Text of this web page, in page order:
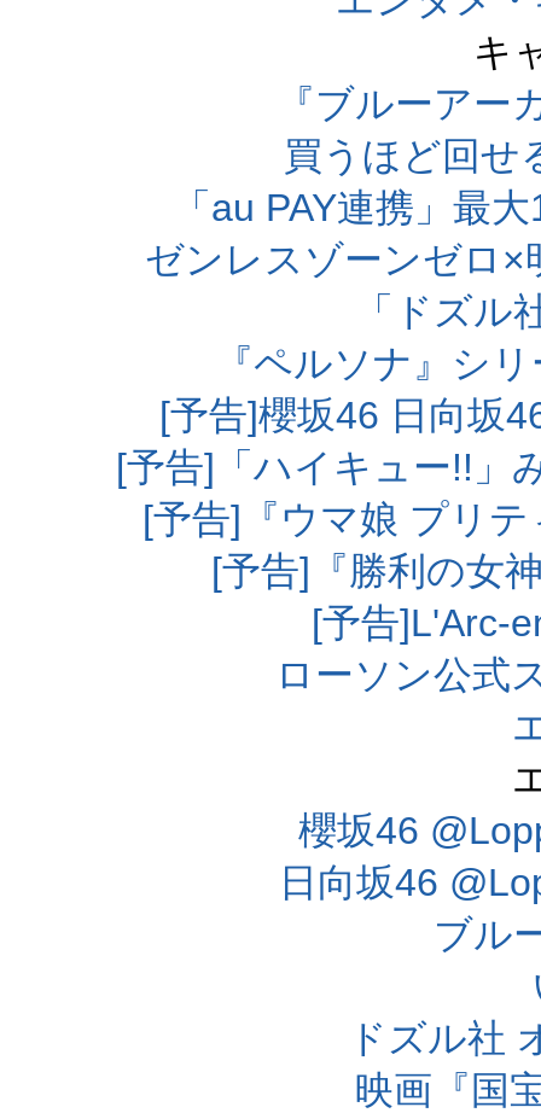
キ
『ブルーアー
買うほど回せ
「au PAY連携」最
ゼンレスゾーンゼロ
「ドズル
『ペルソナ』シ
[予告]櫻坂46 日向坂
[予告]「ハイキュー!!」
[予告]『ウマ娘 プリ
[予告]『勝利の女
[予告]L'Arc-
ローソン公式
櫻坂46
日向坂46
ブル
ドズル社
映画『国